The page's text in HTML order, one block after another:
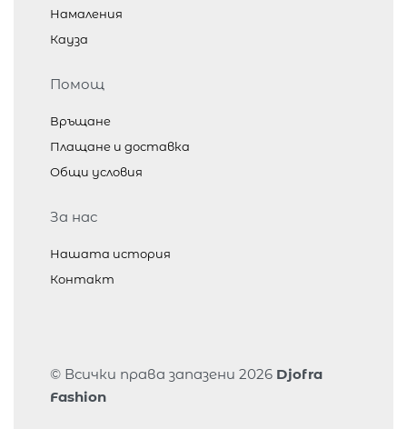
Намаления
Кауза
Помощ
Връщане
Плащане и доставка
Общи условия
За нас
Нашата история
Контакт
© Всички права запазени 2026 Djofra
Fashion